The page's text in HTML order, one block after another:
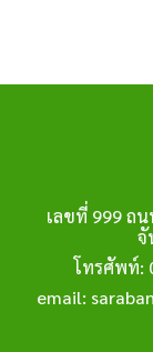
เลขที่ 999 ถ
จั
โทรศัพท์:
email: